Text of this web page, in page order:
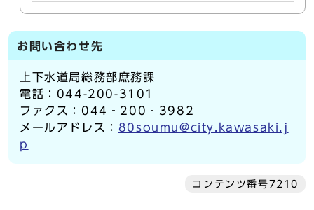
お問い合わせ先
上下水道局総務部庶務課
電話：044-200-3101
ファクス：044‐200‐3982
メールアドレス： 80soumu@city.kawasaki.j
p
コンテンツ番号7210